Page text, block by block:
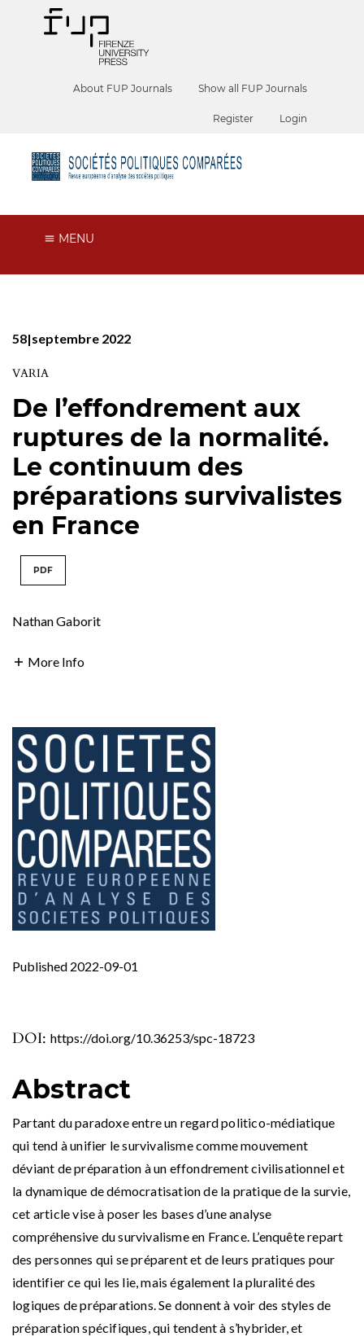
About FUP Journals Show all FUP Journals
Register Login
MENU
58|septembre 2022
VARIA
De l’effondrement aux
ruptures de la normalité.
Le continuum des
préparations survivalistes
en France
PDF
Nathan Gaborit
More Info
DOI: https://doi.org/10.36253/spc-18723
Published 2022-09-01
Abstract
Partant du paradoxe entre un regard politico-médiatique
qui tend à unifier le survivalisme comme mouvement
déviant de préparation à un effondrement civilisationnel et
la dynamique de démocratisation de la pratique de la survie,
cet article vise à poser les bases d’une analyse
compréhensive du survivalisme en France. L’enquête repart
des personnes qui se préparent et de leurs pratiques pour
identifier ce qui les lie, mais également la pluralité des
logiques de préparations. Se donnent à voir des styles de
préparation spécifiques, qui tendent à s’hybrider, et